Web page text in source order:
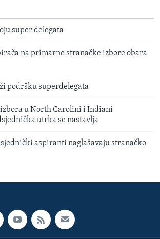
super delegata
na primarne stranačke izbore obara
podršku superdelegata
u North Carolini i Indiani
utrka se nastavlja
aspiranti naglašavaju stranačko